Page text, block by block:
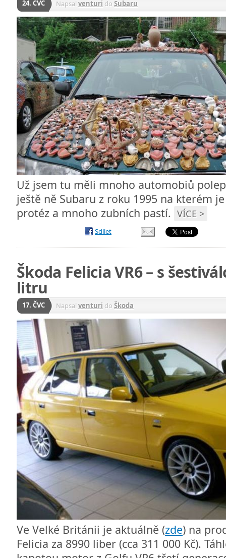
24. ČVC Napsal venturi do Subaru
Už jsem tu měli mnoho automobiů
ještě ně Subaru z roku 1995 na kterém
protéz a mnoho zubních pastí. VÍCE >
Sdílet
Škoda Felicia VR6 – s
litru
17. ČVC Napsal venturi do Škoda
Ve Velké Británii je aktuálně (zde) na
Felicia za 8990 liber (cca 311 000 Kč).